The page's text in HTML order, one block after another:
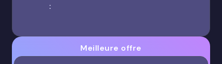
:
Meilleure offre